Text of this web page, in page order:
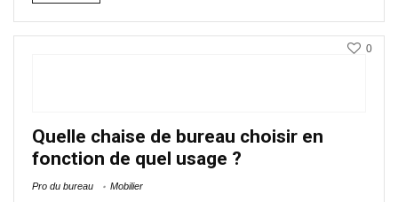
Quelle chaise de bureau choisir en
fonction de quel usage ?
Pro du bureau Mobilier
0